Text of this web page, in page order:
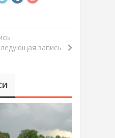
запись